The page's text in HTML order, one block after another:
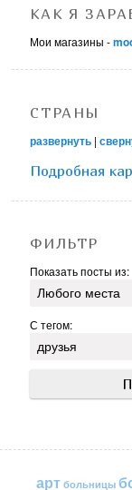
КАК Я
Мои магазины -
СТРАНЫ
развернуть |
Подробная
ФИЛЬТР
Показать посты из:
С тегом:
арт больницы